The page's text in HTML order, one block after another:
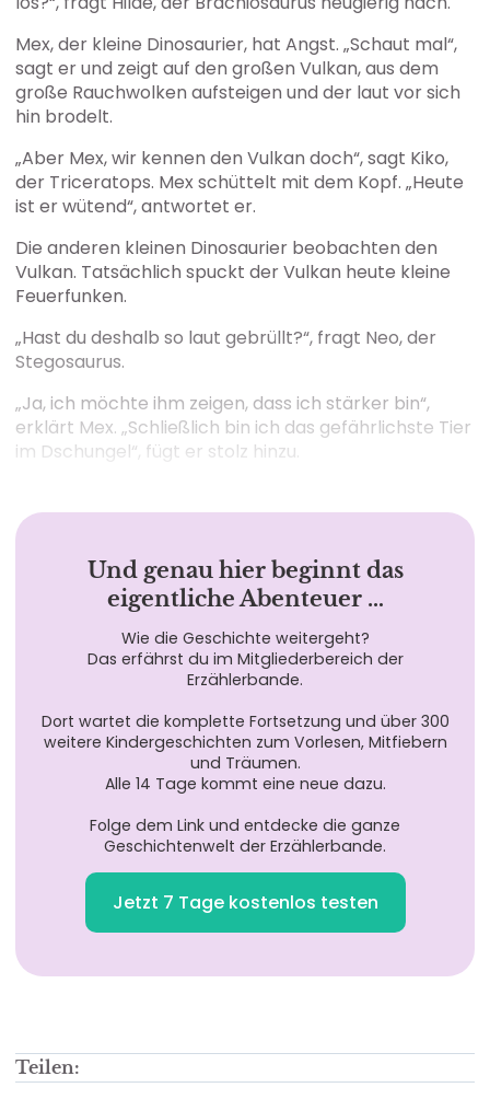
Mex, der kleine Dinosaurier, hat Angst. „Schaut mal“,
sagt er und zeigt auf den großen Vulkan, aus dem
große Rauchwolken aufsteigen und der laut vor sich
hin brodelt.
„Aber Mex, wir kennen den Vulkan doch“, sagt Kiko,
der Triceratops. Mex schüttelt mit dem Kopf. „Heute
ist er wütend“, antwortet er.
Die anderen kleinen Dinosaurier beobachten den
Vulkan. Tatsächlich spuckt der Vulkan heute kleine
Feuerfunken.
„Hast du deshalb so laut gebrüllt?“, fragt Neo, der
Stegosaurus.
„Ja, ich möchte ihm zeigen, dass ich stärker bin“,
erklärt Mex. „Schließlich bin ich das gefährlichste Tier
im Dschungel“, fügt er stolz hinzu.
Und genau hier beginnt das
eigentliche Abenteuer …
Wie die Geschichte weitergeht?
Das erfährst du im Mitgliederbereich der
Erzählerbande.
Dort wartet die komplette Fortsetzung und über 300
weitere Kindergeschichten zum Vorlesen, Mitfiebern
und Träumen.
Alle 14 Tage kommt eine neue dazu.
Folge dem Link und entdecke die ganze
Geschichtenwelt der Erzählerbande.
Jetzt 7 Tage kostenlos testen
Teilen: